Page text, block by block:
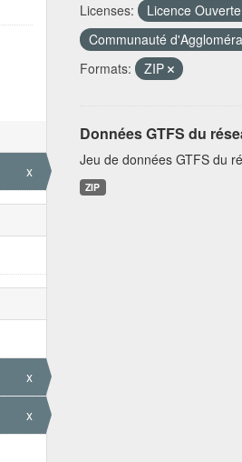
x
x
x
Licenses: Licence
Communauté
Formats:
ZIP
Données GTFS du
Jeu de données GTFS du
ZIP